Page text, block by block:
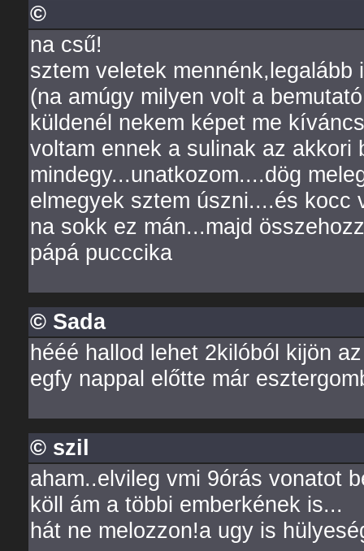
©
na csű!
sztem veletek
(na amúgy milyen volt a
küldenél nekem képet me
voltam ennek a sulinak az akkori
mindegy...unatkozom....dög
elmegyek sztem úszni....és kocc
na sokk ez mán...majd
pápá pucccika
© Sada
hééé hallod lehet 2kilóból kijön
egfy nappal előtte már
© szil
aham..elvileg vmi 9órás vonatot
köll ám a többi emberkének is...
hát ne melozzon!a ugy is